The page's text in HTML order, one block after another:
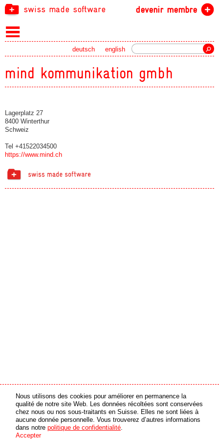
swiss made software devenir membre
english
deutsch
mind kommunikation gmbh
Lagerplatz 27
8400 Winterthur
Schweiz
Tel +41522034500
https://www.mind.ch
partenaire média
© 2026 swiss made software GmbH, Suisse - tous droits réservés
partenaire en ligne
Nous utilisons des cookies pour améliorer en permanence la
qualité de notre site Web. Les données récoltées sont conservées
chez nous ou nos sous-traitants en Suisse. Elles ne sont liées à
aucune donnée personnelle. Vous trouverez d’autres informations
dans notre politique de confidentialité.
Accepter